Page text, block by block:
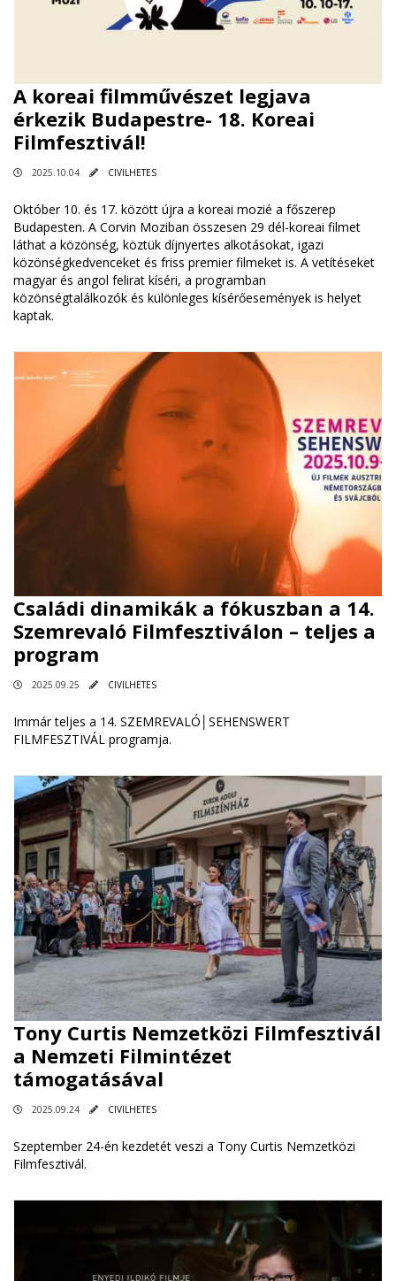
A koreai filmművészet legjava
érkezik Budapestre- 18. Koreai
Filmfesztivál!
2025.10.04 CIVILHETES
Október 10. és 17. között újra a koreai mozié a főszerep
Budapesten. A Corvin Moziban összesen 29 dél-koreai filmet
láthat a közönség, köztük díjnyertes alkotásokat, igazi
közönségkedvenceket és friss premier filmeket is. A vetítéseket
magyar és angol felirat kíséri, a programban
közönségtalálkozók és különleges kísérőesemények is helyet
kaptak.
Családi dinamikák a fókuszban a 14.
Szemrevaló Filmfesztiválon – teljes a
program
2025.09.25 CIVILHETES
Immár teljes a 14. SZEMREVALÓ│SEHENSWERT
FILMFESZTIVÁL programja.
Tony Curtis Nemzetközi Filmfesztivál
a Nemzeti Filmintézet
támogatásával
2025.09.24 CIVILHETES
Szeptember 24-én kezdetét veszi a Tony Curtis Nemzetközi
Filmfesztivál.